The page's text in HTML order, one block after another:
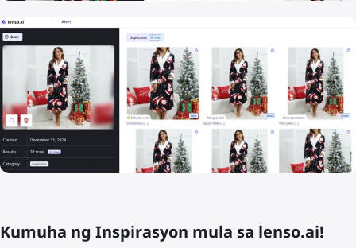
Kumuha ng Inspirasyon mula sa lenso.ai!